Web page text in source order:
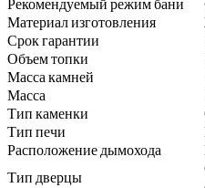
Материал изготовления
Срок гарантии
Объем топки
Масса камней
Масса
Тип каменки
Тип печи
Расположение дымохода
Тип дверцы